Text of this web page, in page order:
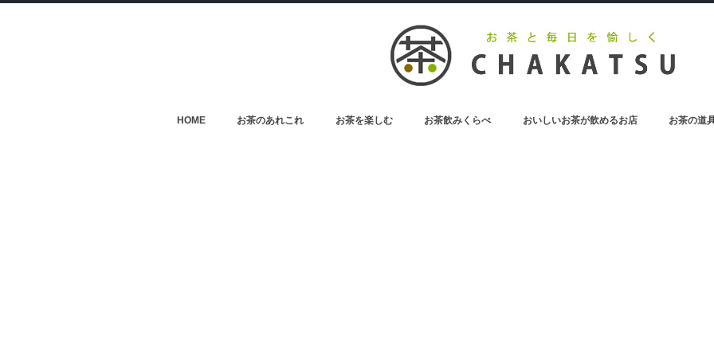
HOME お茶のあれこれ お茶を楽しむ お茶飲みくらべ おいしいお茶が飲めるお店 お茶の道